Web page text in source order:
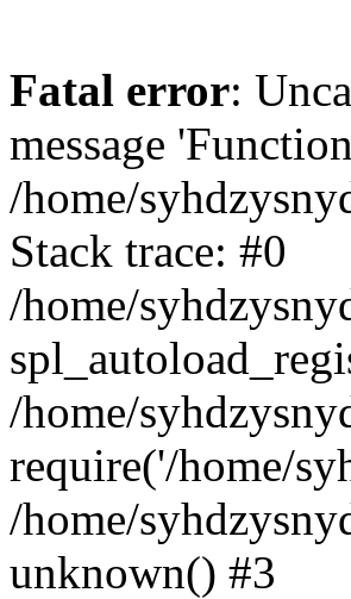
Fatal error:
message
/home/
Stack trace: #0
/home/
/home/
require('/home/
/home/
unknown() #3